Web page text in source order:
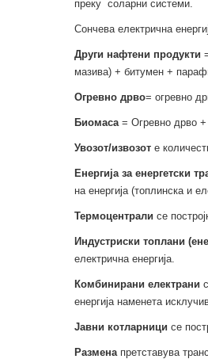
преку соларни системи.
Сончева електрична
Други нафтени продукти
мазива) + битумен +
Огревно дрво= огревно
Биомаса = Огревно дрво +
Увозот/извозоте
Енергија за енергетски
на енергија (топлинска и
Термоцентрали се
Индустриски топлани
електрична енергија.
Комбинирани електрани
енергија наменета
Јавни котларници се
Размена претставува